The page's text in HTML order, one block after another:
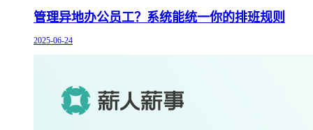
管理异地办公员工？系统能统一你的排班规则
2025-06-24